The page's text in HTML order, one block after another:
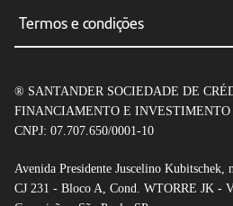
Resumo e/ou cópia do contrato
Transferência do
Veículos elétricos
Leilão de veículos
Empréstimo com Garantia de
Dúvidas frequentes
Fraudes e segurança
Termos e condições
Condições gerais de
veículo
Tabela de tarifas
® SANTANDER SOCIEDADE DE
FINANCIAMENTO E INVESTIMENTO
CNPJ: 07.707.650/0001-10
Avenida Presidente Juscelino Kubitschek,
CJ 231 - Bloco A, Cond. WTORRE JK -